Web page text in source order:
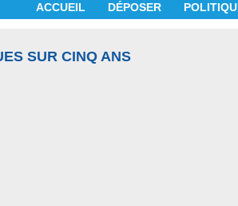
ACCUEIL DÉPOSER
SUR CINQ ANS